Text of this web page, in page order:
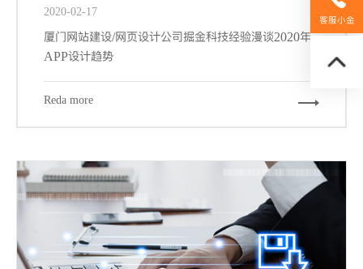
客服小金
2020-02-17
厦门网站建设/网页设计公司掘金科技经验漫谈2020年
APP设计趋势
Reda more